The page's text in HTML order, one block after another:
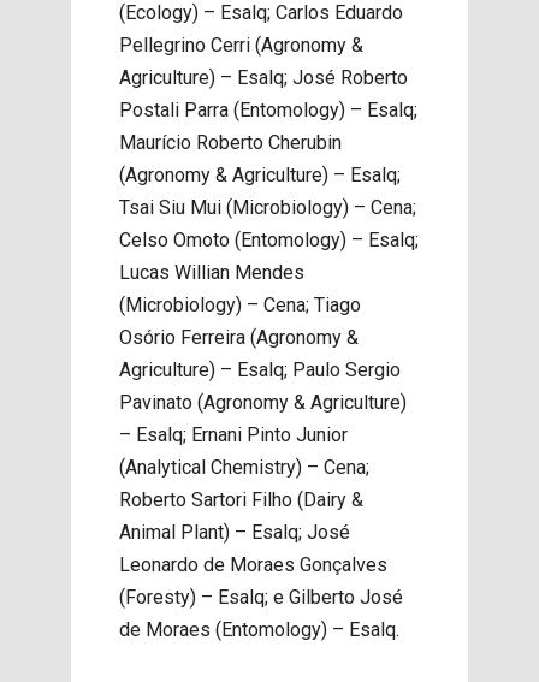
(Ecology) – Esalq; Carlos Eduardo
Pellegrino Cerri (Agronomy &
Agriculture) – Esalq; José Roberto
Postali Parra (Entomology) – Esalq;
Maurício Roberto Cherubin
(Agronomy & Agriculture) – Esalq;
Tsai Siu Mui (Microbiology) – Cena;
Celso Omoto (Entomology) – Esalq;
Lucas Willian Mendes
(Microbiology) – Cena; Tiago
Osório Ferreira (Agronomy &
Agriculture) – Esalq; Paulo Sergio
Pavinato (Agronomy & Agriculture)
– Esalq; Ernani Pinto Junior
(Analytical Chemistry) – Cena;
Roberto Sartori Filho (Dairy &
Animal Plant) – Esalq; José
Leonardo de Moraes Gonçalves
(Foresty) – Esalq; e Gilberto José
de Moraes (Entomology) – Esalq.